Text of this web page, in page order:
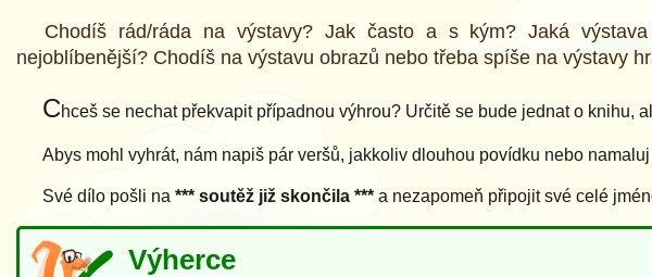
Chodíš rád/ráda na výstavy? Jak často a s kým? Jaká
nejoblíbenější? Chodíš na výstavu obrazů nebo třeba spíše na výstavy
Chceš se nechat překvapit případnou výhrou? Určitě se bude jednat o knihu,
Abys mohl vyhrát, nám napiš pár veršů, jakkoliv dlouhou povídku nebo
Své dílo pošli na *** soutěž již skončila *** a nezapomeň připojit své celé
Výherce